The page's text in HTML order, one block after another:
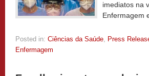
imediatos na
Enfermagem
Posted in: Ciências da Saúde, Press
Enfermagem